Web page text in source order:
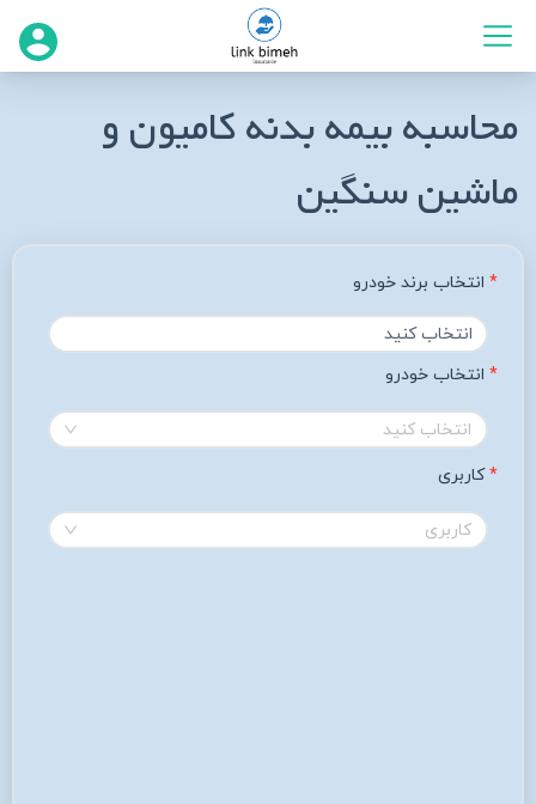
محاسبه بیمه بدنه کامیون و
ماشین سنگین
انتخاب برند خودرو
انتخاب خودرو
انتخاب کنید
کاربری
کاربری